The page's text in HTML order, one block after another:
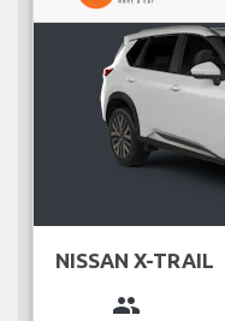
NISSAN X-TRAIL
group